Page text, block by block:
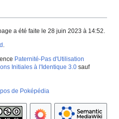
a été faite le 28 juin 2023 à 14:52.
Paternité-Pas d'Utilisation
Initiales à l'Identique 3.0 sauf
de Poképédia